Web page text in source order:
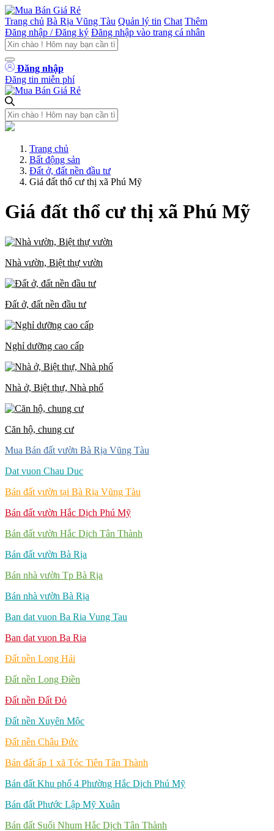
Trang chủ Bà Rịa Vũng Tàu Quản lý tin Chat Thêm
Đăng nhập / Đăng ký Đăng nhập vào trang cá nhân
Đăng nhập
Đăng tin miễn phí
Trang chủ
Bất động sản
Đất ở, đất nền đầu tư
Giá đất thổ cư thị xã Phú Mỹ
Giá đất thổ cư thị xã Phú Mỹ
Nhà vườn, Biệt thự vườn
Đất ở, đất nền đầu tư
Nghỉ dưỡng cao cấp
Nhà ở, Biệt thự, Nhà phố
Căn hộ, chung cư
Mua Bán đất vườn Bà Rịa Vũng Tàu
Dat vuon Chau Duc
Bán đất vườn tại Bà Rịa Vũng Tàu
Bán đất vườn Hắc Dịch Phú Mỹ
Bán đất vườn Hắc Dịch Tân Thành
Bán đất vườn Bà Rịa
Bán nhà vườn Tp Bà Rịa
Bán nhà vườn Bà Rịa
Ban dat vuon Ba Ria Vung Tau
Ban dat vuon Ba Ria
Đất nền Long Hải
Đất nền Long Điền
Đất nền Đất Đỏ
Đất nền Xuyên Mộc
Đất nền Châu Đức
Bán đất ấp 1 xã Tóc Tiên Tân Thành
Bán đất Khu phố 4 Phường Hắc Dịch Phú Mỹ
Bán đất Phước Lập Mỹ Xuân
Bán đất Suối Nhum Hắc Dịch Tân Thành